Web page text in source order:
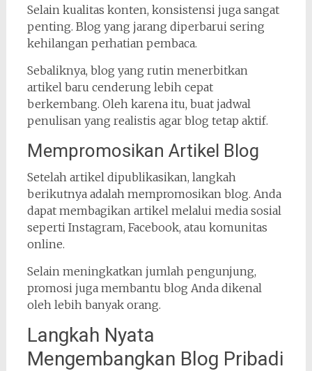
Selain kualitas konten, konsistensi juga sangat
penting. Blog yang jarang diperbarui sering
kehilangan perhatian pembaca.
Sebaliknya, blog yang rutin menerbitkan
artikel baru cenderung lebih cepat
berkembang. Oleh karena itu, buat jadwal
penulisan yang realistis agar blog tetap aktif.
Mempromosikan Artikel Blog
Setelah artikel dipublikasikan, langkah
berikutnya adalah mempromosikan blog. Anda
dapat membagikan artikel melalui media sosial
seperti Instagram, Facebook, atau komunitas
online.
Selain meningkatkan jumlah pengunjung,
promosi juga membantu blog Anda dikenal
oleh lebih banyak orang.
Langkah Nyata
Mengembangkan Blog Pribadi